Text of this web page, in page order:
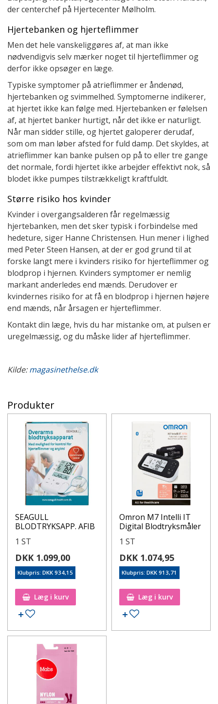
der centerchef på Hjertecenter Mølholm.
Hjertebanken og hjerteflimmer
Men det hele vanskeliggøres af, at man ikke
nødvendigvis selv mærker noget til hjerteflimmer og
derfor ikke opsøger en læge.
Typiske symptomer på atrieflimmer er åndenød,
hjertebanken og svimmelhed. Symptomerne indikerer,
at hjertet ikke kan følge med. Hjertebanken er følelsen
af, at hjertet banker hurtigt, når det ikke er naturligt.
Når man sidder stille, og hjertet galoperer derudaf,
som om man løber afsted for fuld damp. Det skyldes, at
atrieflimmer kan banke pulsen op på to eller tre gange
det normale, fordi hjertet ikke arbejder effektivt nok, så
blodet ikke pumpes tilstrækkeligt kraftfuldt.
Større risiko hos kvinder
Kvinder i overgangsalderen får regelmæssig
hjertebanken, men det sker typisk i forbindelse med
hedeture, siger Hanne Christensen. Hun mener i lighed
med Peter Steen Hansen, at der er god grund til at
forske langt mere i kvinders risiko for hjerteflimmer og
blodprop i hjernen. Kvinders symptomer er nemlig
markant anderledes end mænds. Derudover er
kvindernes risiko for at få en blodprop i hjernen højere
end mænds, når årsagen er hjerteflimmer.
Kontakt din læge, hvis du har mistanke om, at pulsen er
uregelmæssig, og du måske lider af hjerteflimmer.
Kilde: magasinethelse.dk
Produkter
SEAGULL
BLODTRYKSAPP. AFIB
1 ST
DKK 1.099,00
Klubpris: DKK 934,15
Læg i kurv
Omron M7 Intelli IT
Digital Blodtryksmåler
1 ST
DKK 1.074,95
Klubpris: DKK 913,71
Læg i kurv